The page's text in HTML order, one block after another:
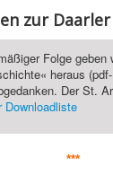
zur
Folge
heraus
Der St.
Downloadliste
***